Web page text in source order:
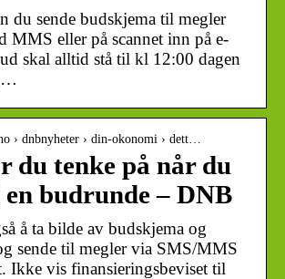
du sende budskjema til megler
MMS eller på scannet inn på e-
skal alltid stå til kl 12:00 dagen
…
› dnbnyheter › din-okonomi › dett…
du tenke på når du
budrunde – DNB
å ta bilde av budskjema og
sende til megler via SMS/MMS
Ikke vis finansieringsbeviset til